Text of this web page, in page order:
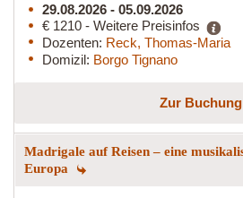
29.08.2026 - 05.09.2026
€ 1210 - Weitere Preisinfos
Dozenten: Reck, Thomas-Maria
Domizil: Borgo Tignano
Zur Buchung
Madrigale auf Reisen – eine
Europa